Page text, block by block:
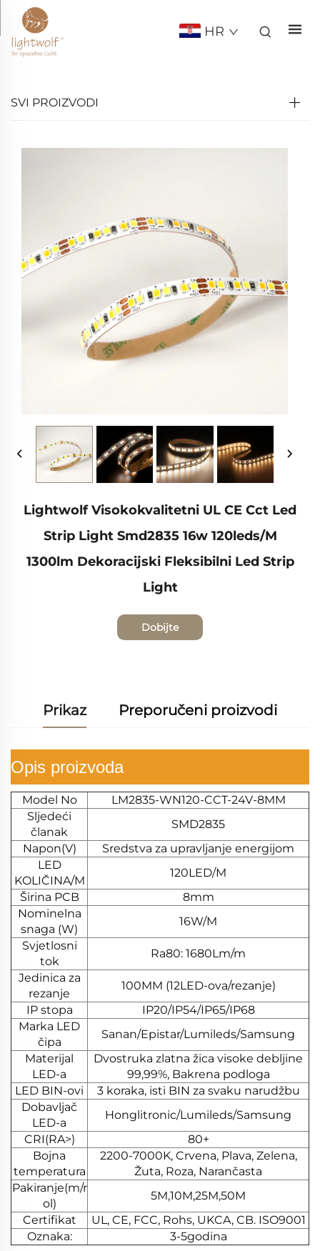
HR
SVI PROIZVODI
Lightwolf Visokokvalitetni UL CE Cct Led
Strip Light Smd2835 16w 120leds/M
1300lm Dekoracijski Fleksibilni Led Strip
Light
Dobijte
Prikaz Preporučeni proizvodi
Opis proizvoda
Model No
LM2835-WN120-CCT-24V-8MM
Sljedeći
članak
SMD2835
Napon(V)
Sredstva za upravljanje energijom
LED
KOLIČINA/M
120LED/M
Širina PCB
8mm
Nominelna
snaga (W)
16W/M
Svjetlosni
tok
Ra80: 1680Lm/m
Jedinica za
rezanje
100MM (12LED-ova/rezanje)
IP stopa
IP20/IP54/IP65/IP68
Marka LED
čipa
Sanan/Epistar/Lumileds/Samsung
Materijal
LED-a
Dvostruka zlatna žica visoke debljine
99,99%, Bakrena podloga
LED BIN-ovi
3 koraka, isti BIN za svaku narudžbu
Dobavljač
LED-a
Honglitronic/Lumileds/Samsung
CRI(RA>)
80+
Bojna
temperatura
2200-7000K, Crvena, Plava, Zelena,
Žuta, Roza, Narančasta
Pakiranje(m/r
ol)
5M,10M,25M,50M
Certifikat
UL, CE, FCC, Rohs, UKCA, CB. ISO9001
Oznaka:
3-5godina